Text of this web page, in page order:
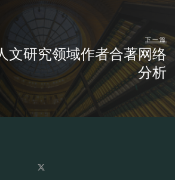
下一篇
文研究领域作者合著网络
分析